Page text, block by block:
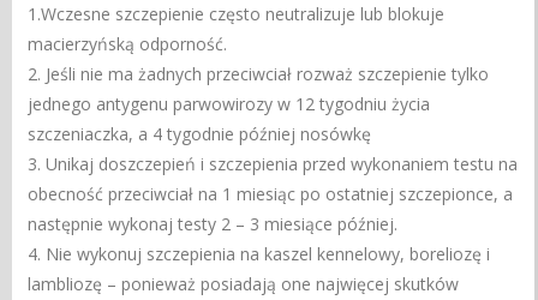
1.Wczesne szczepienie często neutralizuje lub blokuje
macierzyńską odporność.
2. Jeśli nie ma żadnych przeciwciał rozważ szczepienie tylko
jednego antygenu parwowirozy w 12 tygodniu życia
szczeniaczka, a 4 tygodnie później nosówkę
3. Unikaj doszczepień i szczepienia przed wykonaniem testu na
obecność przeciwciał na 1 miesiąc po ostatniej szczepionce, a
następnie wykonaj testy 2 – 3 miesiące później.
4. Nie wykonuj szczepienia na kaszel kennelowy, boreliozę i
lambliozę – ponieważ posiadają one najwięcej skutków